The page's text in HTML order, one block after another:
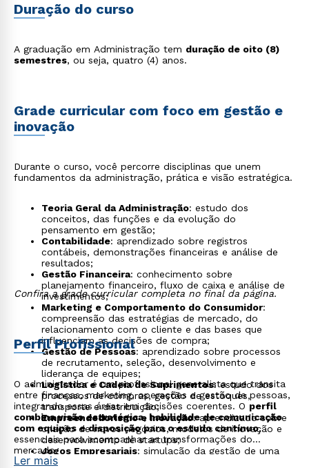
Duração do curso
A graduação em Administração tem duração de oito (8)
semestres, ou seja, quatro (4) anos.
Grade curricular com foco em gestão e
inovação
Durante o curso, você percorre disciplinas que unem
fundamentos da administração, prática e visão estratégica.
Teoria Geral da Administração: estudo dos
conceitos, das funções e da evolução do
pensamento em gestão;
Contabilidade: aprendizado sobre registros
contábeis, demonstrações financeiras e análise de
resultados;
Gestão Financeira: conhecimento sobre
planejamento financeiro, fluxo de caixa e análise de
investimentos;
Marketing e Comportamento do Consumidor:
compreensão das estratégias de mercado, do
relacionamento com o cliente e das bases que
influenciam as decisões de compra;
Gestão de Pessoas: aprendizado sobre processos
de recrutamento, seleção, desenvolvimento e
liderança de equipes;
Logística e Cadeia de Suprimentos: estudo dos
processos de compras, gestão de estoques,
transporte e distribuição;
Empreendedorismo e Inovação: aprendizado sobre
criação de novos negócios, modelos de inovação e
desenvolvimento de startups;
Jogos Empresariais: simulação da gestão de uma
empresa em ambiente competitivo, com decisões
Confira a grade curricular completa no final da página.
Perfil Profissional
O administrador é um profissional generalista que transita
entre finanças, marketing, operações e gestão de pessoas,
integrando essas áreas em decisões coerentes. O perfil
combina visão estratégica, habilidade de comunicação
com equipes e disposição para o estudo contínuo,
essenciais para acompanhar as transformações do
mercado.
Ler mais